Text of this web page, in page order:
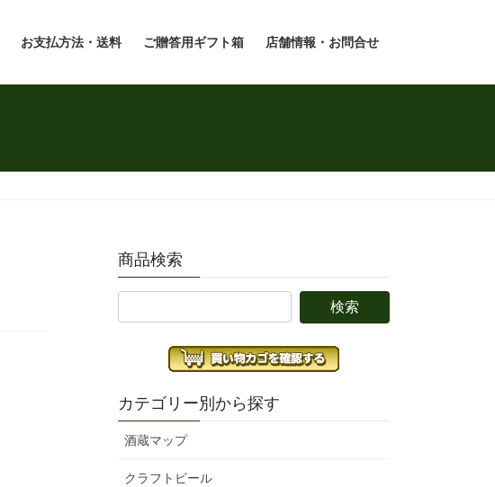
お支払方法・送料 ご贈答用ギフト箱 店舗情報・お問合せ
商品検索
カテゴリー別から探す
酒蔵マップ
クラフトビール